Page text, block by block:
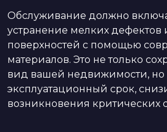
Обслуживание должно
устранение мелких дефектов
поверхностей с помощью
материалов. Это не только
вид вашей недвижимости, но
эксплуатационный срок,
возникновения критических